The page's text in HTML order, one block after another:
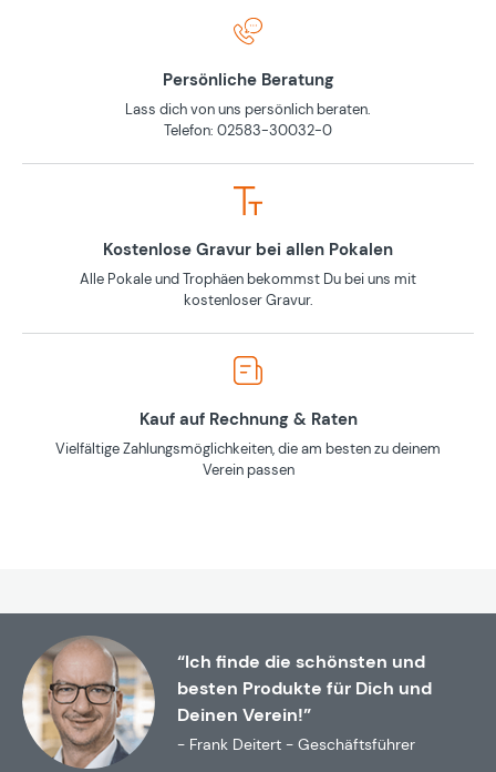
Persönliche Beratung
Lass dich von uns persönlich beraten.
Telefon: 02583-30032-0
Kostenlose Gravur bei allen Pokalen
Alle Pokale und Trophäen bekommst Du bei uns mit
kostenloser Gravur.
Kauf auf Rechnung & Raten
Vielfältige Zahlungsmöglichkeiten, die am besten zu deinem
Verein passen
“Ich finde die schönsten und
besten Produkte für Dich und
Deinen Verein!”
- Frank Deitert - Geschäftsführer